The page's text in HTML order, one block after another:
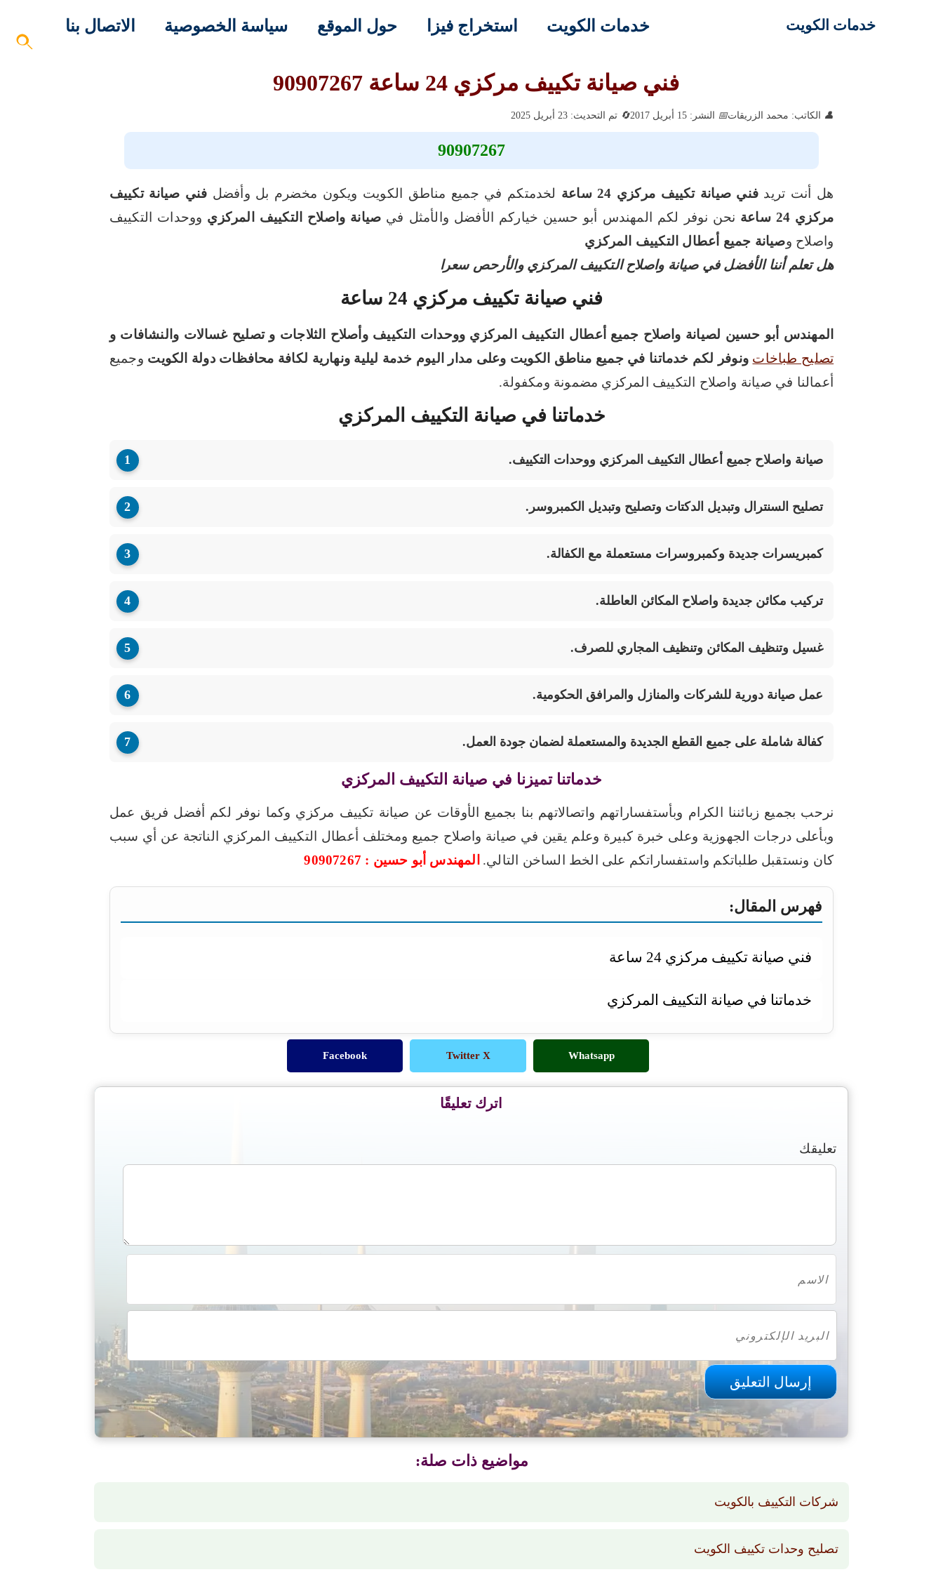
خدمات الكويت خدمات الكويت استخراج فيزا حول الموقع سياسة الخصوصية الاتصال بنا
فني صيانة تكييف مركزي 24 ساعة 90907267
الكاتب: محمد الزريقات النشر: 15 أبريل 2017 تم التحديث: 23 أبريل 2025
90907267
هل أنت تريد فني صيانة تكييف مركزي 24 ساعة لخدمتكم في جميع مناطق الكويت ويكون مخضرم بل وأفضل فني صيانة تكييف
مركزي 24 ساعة
نحن نوفر لكم المهندس أبو حسين خياركم الأفضل والأمثل في صيانة واصلاح التكييف المركزي ووحدات التكييف
واصلاح وصيانة جميع أعطال التكييف المركزي
هل تعلم أننا الأفضل في صيانة واصلاح التكييف المركزي والأرحص سعرا
فني صيانة تكييف مركزي 24 ساعة
المهندس أبو حسين لصيانة واصلاح جميع أعطال التكييف المركزي ووحدات التكييف وأصلاح الثلاجات و تصليح غسالات والنشافات و
تصليح طباخات ونوفر لكم خدماتنا في جميع مناطق الكويت وعلى مدار اليوم خدمة ليلية ونهارية لكافة محافظات دولة الكويت وجميع
أعمالنا في صيانة واصلاح التكييف المركزي مضمونة ومكفولة.
خدماتنا في صيانة التكييف المركزي
صيانة واصلاح جميع أعطال التكييف المركزي ووحدات التكييف.
تصليح السنترال وتبديل الدكتات وتصليح وتبديل الكمبروسر.
كمبريسرات جديدة وكمبروسرات مستعملة مع الكفالة.
تركيب مكائن جديدة واصلاح المكائن العاطلة.
غسيل وتنظيف المكائن وتنظيف المجاري للصرف.
عمل صيانة دورية للشركات والمنازل والمرافق الحكومية.
كفالة شاملة على جميع القطع الجديدة والمستعملة لضمان جودة العمل.
خدماتنا تميزنا في صيانة التكييف المركزي
نرحب بجميع زبائننا الكرام وبأستفساراتهم واتصالاتهم بنا بجميع الأوقات عن صيانة تكييف مركزي وكما نوفر لكم أفضل فريق عمل
وبأعلى درجات الجهوزية وعلى خبرة كبيرة وعلم يقين في صيانة واصلاح جميع ومختلف أعطال التكييف المركزي الناتجة عن أي سبب
كان ونستقبل طلباتكم واستفساراتكم على الخط الساخن التالي. المهندس أبو حسين : 90907267
فهرس المقال:
فني صيانة تكييف مركزي 24 ساعة
خدماتنا في صيانة التكييف المركزي
Whatsapp
Twitter X
Facebook
اترك تعليقًا
تعليقك
مواضيع ذات صلة:
شركات التكييف بالكويت
تصليح وحدات تكييف الكويت